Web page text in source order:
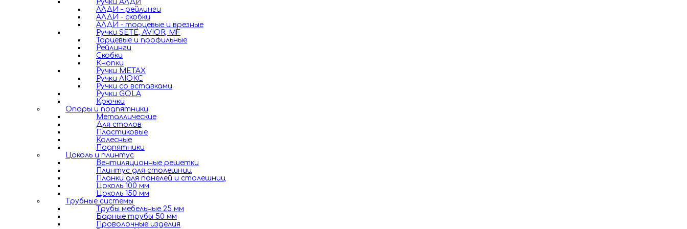
Ручки АЛДИ
АЛДИ - рейлинги
АЛДИ - скобки
АЛДИ - торцевые и врезные
Ручки SETE, AVIOR, MF
Торцевые и профильные
Рейлинги
Скобки
Кнопки
Ручки METAX
Ручки ЛЮКС
Ручки со вставками
Ручки GOLA
Крючки
Опоры и подпятники
Металлические
Для столов
Пластиковые
Колесные
Подпятники
Цоколь и плинтус
Вентиляционные решетки
Плинтус для столешниц
Планки для панелей и столешниц
Цоколь 100 мм
Цоколь 150 мм
Трубные системы
Трубы мебельные 25 мм
Барные трубы 50 мм
Проволочные изделия